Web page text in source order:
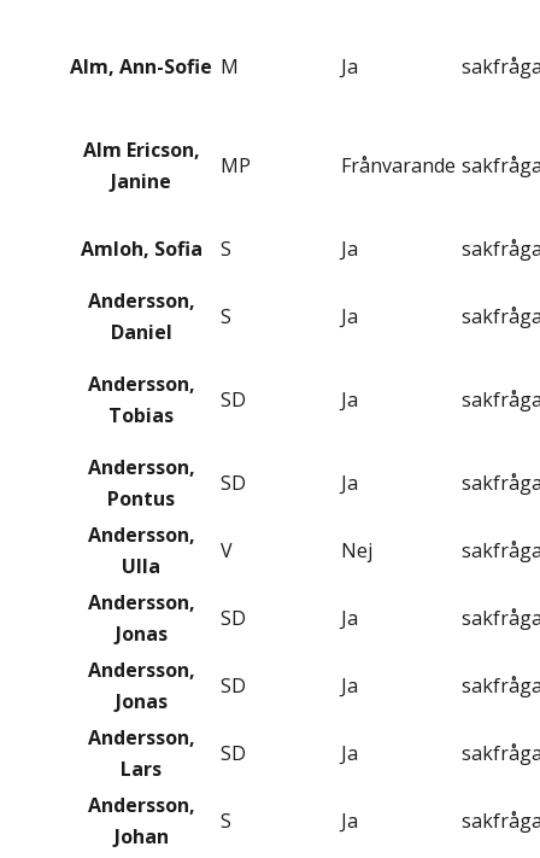
Alm, Ann-Sofie M Ja
Alm Ericson,
Janine
MP Frånvarande
Amloh, Sofia S Ja
Andersson,
Daniel
S Ja
Andersson,
Tobias
SD Ja
Andersson,
Pontus
SD Ja
Andersson,
Ulla
V Nej
Andersson,
Jonas
SD Ja
Andersson,
Jonas
SD Ja
Andersson,
Lars
SD Ja
Andersson,
Johan
S Ja